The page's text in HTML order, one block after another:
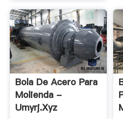
Bola De Acero Para
Molienda -
Umyrj.xyz